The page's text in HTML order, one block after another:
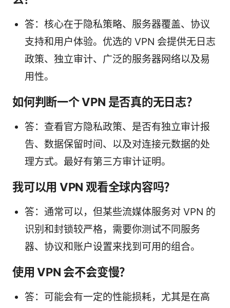
答：核心在于隐私策略、服务器覆盖、协议
支持和用户体验。优选的 VPN 会提供无日志
政策、独立审计、广泛的服务器网络以及易
用性。
如何判断一个 VPN 是否真的无日志？
答：查看官方隐私政策、是否有独立审计报
告、数据保留时间、以及对连接元数据的处
理方式。最好有第三方审计证明。
我可以用 VPN 观看全球内容吗？
答：通常可以，但某些流媒体服务对 VPN 的
识别和封锁较严格，需要你测试不同服务
器、协议和账户设置来找到可用的组合。
使用 VPN 会不会变慢？
答：可能会有一定的性能损耗，尤其是在高